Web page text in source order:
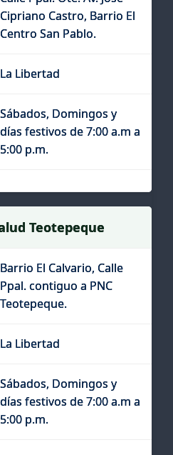
Cipriano Castro, Barrio El
Centro San Pablo.
La Libertad
Sábados, Domingos y
días festivos de 7:00 a.m a
5:00 p.m.
Teotepeque
Barrio El Calvario, Calle
Ppal. contiguo a PNC
Teotepeque.
La Libertad
Sábados, Domingos y
días festivos de 7:00 a.m a
5:00 p.m.